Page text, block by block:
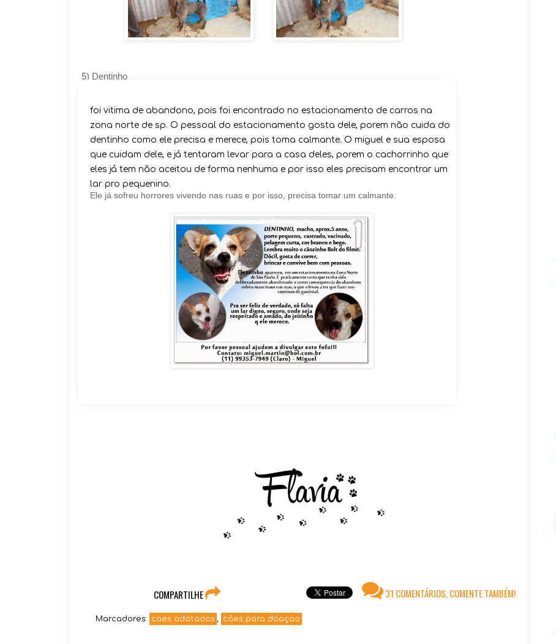
5) Dentinho
foi vitima de abandono, pois foi encontrado no estacionamento de carros na
zona norte de sp. O pessoal do estacionamento gosta dele, porem não cuida do
dentinho como ele precisa e merece, pois toma calmante. O miguel e sua esposa
que cuidam dele, e já tentaram levar para a casa deles, porem o cachorrinho que
eles já tem não aceitou de forma nenhuma e por isso eles precisam encontrar um
lar pro pequenino.
Ele já sofreu horrores vivendo nas ruas e por isso, precisa tomar um calmante.
31 COMENTÁRIOS, COMENTE TAMBÉM!
COMPARTILHE
Marcadores: caes adotados cães para doaçao